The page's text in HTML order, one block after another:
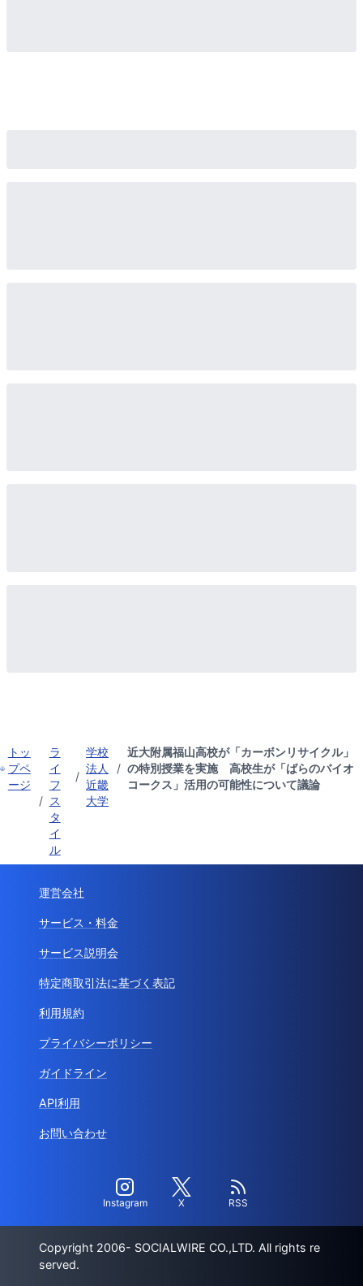
トッ
プペ
ージ
/
ラ
イ
フ
ス
タ
イ
ル
/
学校
法人
近畿
大学
/
近大附属福山高校が「カーボンリサイクル」
の特別授業を実施 高校生が「ばらのバイオ
コークス」活用の可能性について議論
運営会社
サービス・料金
サービス説明会
特定商取引法に基づく表記
利用規約
プライバシーポリシー
ガイドライン
API利用
お問い合わせ
Instagram X RSS
Copyright 2006- SOCIALWIRE CO.,LTD. All rights re
served.